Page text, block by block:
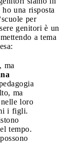
una risposta
per
genitori è un
a tema
ma
ma
nelle loro
i figli.
tempo.